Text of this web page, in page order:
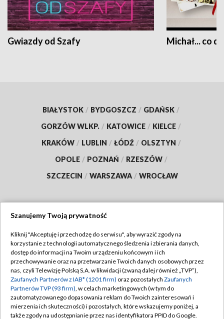
Gwiazdy od Szafy Michał... co
BIAŁYSTOK / BYDGOSZCZ / GDAŃSK /
GORZÓW WLKP. / KATOWICE / KIELCE /
KRAKÓW / LUBLIN / ŁÓDŹ / OLSZTYN /
OPOLE / POZNAŃ / RZESZÓW /
SZCZECIN / WARSZAWA / WROCŁAW
TVP
Abonament TVP
Emisja w TVP
Centrum informacji TVP
Naziemna Telewizja Cyfrowa
Regulamin TVP
Polityka prywatności
Moje zgody
Pomoc
Szanujemy Twoją prywatność
Kliknij "Akceptuję i przechodzę do serwisu", aby wyrazić zgody na
korzystanie z technologii automatycznego śledzenia i zbierania danych,
dostęp do informacji na Twoim urządzeniu końcowym i ich
przechowywanie oraz na przetwarzanie Twoich danych osobowych przez
nas, czyli Telewizję Polską S.A. w likwidacji (zwaną dalej również „TVP”),
Zaufanych Partnerów z IAB* (1201 firm) oraz pozostałych Zaufanych
Partnerów TVP (93 firm), w celach marketingowych (w tym do
zautomatyzowanego dopasowania reklam do Twoich zainteresowań i
mierzenia ich skuteczności) i pozostałych, które wskazujemy poniżej, a
także zgody na udostępnianie przez nas identyfikatora PPID do Google.